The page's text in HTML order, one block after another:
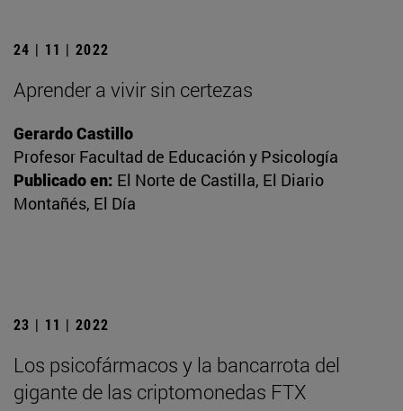
24 | 11 | 2022
Aprender a vivir sin certezas
Gerardo Castillo
Profesor Facultad de Educación y Psicología
Publicado en: El Norte de Castilla, El Diario
Montañés, El Día
23 | 11 | 2022
Los psicofármacos y la bancarrota del
gigante de las criptomonedas FTX